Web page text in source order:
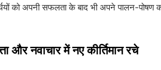
को अपनी सफलता के बाद भी अपने पालन-
और नवाचार में नए कीर्तिमान रचे